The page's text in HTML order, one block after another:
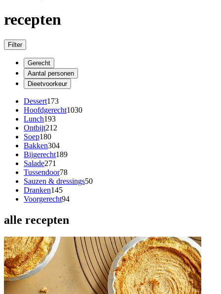
recepten
Filter
Gerecht
Aantal personen
Dieetvoorkeur
Dessert173
Hoofdgerecht1030
Lunch193
Ontbijt212
Soep180
Bakken304
Bijgerecht189
Salade271
Tussendoor78
Sauzen & dressings50
Dranken145
Voorgerecht94
alle recepten